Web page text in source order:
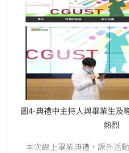
圖4-典禮中主持人與畢業生及
熱烈
本次線上畢業典禮，課外活